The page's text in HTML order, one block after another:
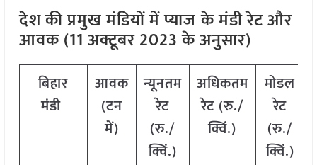
देश की प्रमुख मंडियों में प्याजके मंडी रेट और
आवक (11 अक्टूबर 2023 के अनुसार)
बिहार
मंडी
आवक
(टन
में)
न्यूनतम
रेट
(रु./
क्विं.)
अधिकतम
रेट (रु./
क्विं.)
मोडल
रेट
(रु./
क्विं.)